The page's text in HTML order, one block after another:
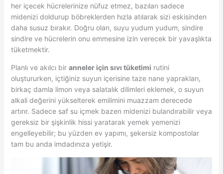
her içecek hücrelerinize nüfuz etmez, bazıları sadece
midenizi doldurup böbreklerden hızla atılarak sizi eskisinden
daha susuz bırakır. Doğru olan, suyu yudum yudum, sindire
sindire ve hücrelerin onu emmesine izin verecek bir yavaşlıkta
tüketmektir.
Planlı ve akılcı bir anneler için sıvı tüketimi rutini
oluştururken, içtiğiniz suyun içerisine taze nane yaprakları,
birkaç damla limon veya salatalık dilimleri eklemek, o suyun
alkali değerini yükselterek emilimini muazzam derecede
artırır. Sadece saf su içmek bazen midenizi bulandırabilir veya
gereksiz bir şişkinlik hissi yaratarak yemek yemenizi
engelleyebilir; bu yüzden ev yapımı, şekersiz kompostolar
tam bu anda imdadınıza yetişir.